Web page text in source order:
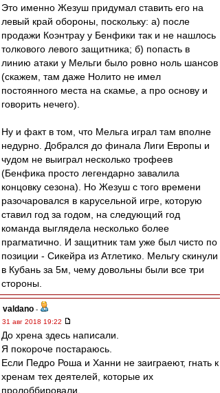
Это именно Жезуш придумал ставить его на
левый край обороны, поскольку: а) после
продажи Коэнтрау у Бенфики так и не нашлось
толкового левого защитника; б) попасть в
линию атаки у Мельги было ровно ноль шансов
(скажем, там даже Нолито не имел
постоянного места на скамье, а про основу и
говорить нечего).
Ну и факт в том, что Мельга играл там вполне
недурно. Добрался до финала Лиги Европы и
чудом не выиграл несколько трофеев
(Бенфика просто легендарно завалила
концовку сезона). Но Жезуш с того времени
разочаровался в карусельной игре, которую
ставил год за годом, на следующий год
команда выглядела несколько более
прагматично. И защитник там уже был чисто по
позиции - Сикейра из Атлетико. Мельгу скинули
в Кубань за 5м, чему довольны были все три
стороны.
valdano -
31 авг 2018 19:22
До хрена здесь написали.
Я покороче постараюсь.
Если Педро Роша и Ханни не заиграеют, гнать к
хренам тех деятелей, которые их
пролоббировали.